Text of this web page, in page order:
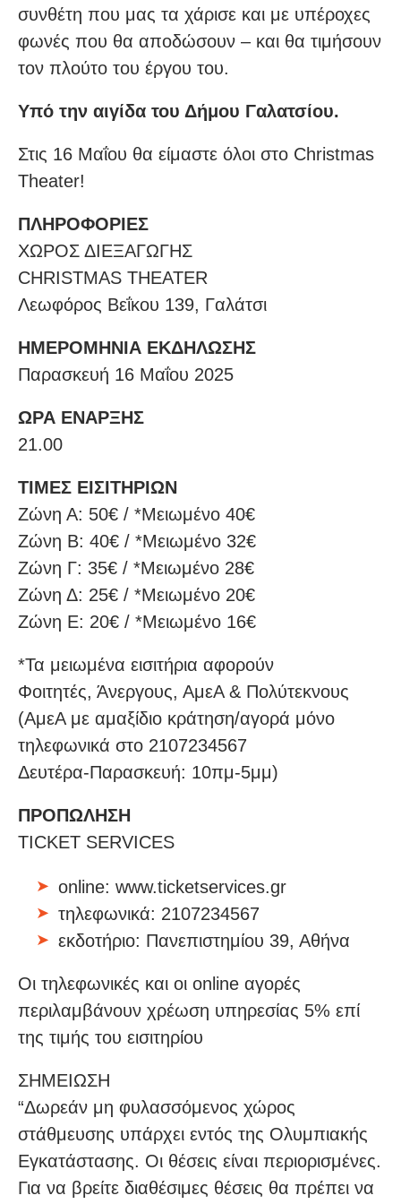
συνθέτη που μας τα χάρισε και με υπέροχες
φωνές που θα αποδώσουν – και θα τιμήσουν
τον πλούτο του έργου του.
Υπό την αιγίδα του Δήμου Γαλατσίου.
Στις 16 Μαΐου θα είμαστε όλοι στο Christmas
Theater!
ΠΛΗΡΟΦΟΡΙΕΣ
ΧΩΡΟΣ ΔΙΕΞΑΓΩΓΗΣ
CHRISTMAS THEATER
Λεωφόρος Βεΐκου 139, Γαλάτσι
ΗΜΕΡΟΜΗΝΙΑ ΕΚΔΗΛΩΣΗΣ
Παρασκευή 16 Μαΐου 2025
ΩΡΑ ΕΝΑΡΞΗΣ
21.00
ΤΙΜΕΣ ΕΙΣΙΤΗΡΙΩΝ
Ζώνη Α: 50€ / *Μειωμένο 40€
Ζώνη Β: 40€ / *Μειωμένο 32€
Ζώνη Γ: 35€ / *Μειωμένο 28€
Ζώνη Δ: 25€ / *Μειωμένο 20€
Ζώνη Ε: 20€ / *Μειωμένο 16€
*Τα μειωμένα εισιτήρια αφορούν
Φοιτητές, Άνεργους, ΑμεΑ & Πολύτεκνους
(ΑμεΑ με αμαξίδιο κράτηση/αγορά μόνο
τηλεφωνικά στο 2107234567
Δευτέρα-Παρασκευή: 10πμ-5μμ)
ΠΡΟΠΩΛΗΣΗ
TICKET SERVICES
online: www.ticketservices.gr
τηλεφωνικά: 2107234567
εκδοτήριο: Πανεπιστημίου 39, Αθήνα
Οι τηλεφωνικές και οι online αγορές
περιλαμβάνουν χρέωση υπηρεσίας 5% επί
της τιμής του εισιτηρίου
ΣΗΜΕΙΩΣΗ
“Δωρεάν μη φυλασσόμενος χώρος
στάθμευσης υπάρχει εντός της Ολυμπιακής
Εγκατάστασης. Οι θέσεις είναι περιορισμένες.
Για να βρείτε διαθέσιμες θέσεις θα πρέπει να